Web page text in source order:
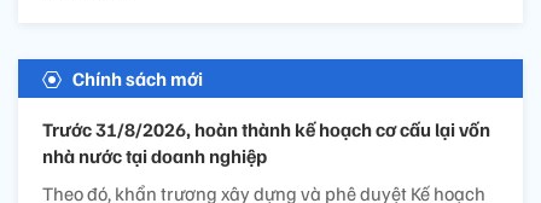
Chính sách mới
Trước 31/8/2026, hoàn thành kế hoạch cơ cấu lại vốn
nhà nước tại doanh nghiệp
Theo đó, khẩn trương xây dựng và phê duyệt Kế hoạch